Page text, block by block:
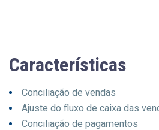
Características
Conciliação de vendas
Ajuste do fluxo de caixa das
Conciliação de pagamentos